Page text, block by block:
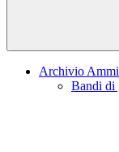
Archivio
Bandi di